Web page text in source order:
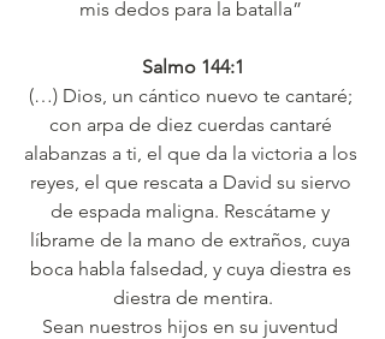
mis dedos para la batalla”
Salmo 144:1
(…) Dios, un cántico nuevo te cantaré;
con arpa de diez cuerdas cantaré
alabanzas a ti, el que da la victoria a los
reyes, el que rescata a David su siervo
de espada maligna. Rescátame y
líbrame de la mano de extraños, cuya
boca habla falsedad, y cuya diestra es
diestra de mentira.
Sean nuestros hijos en su juventud